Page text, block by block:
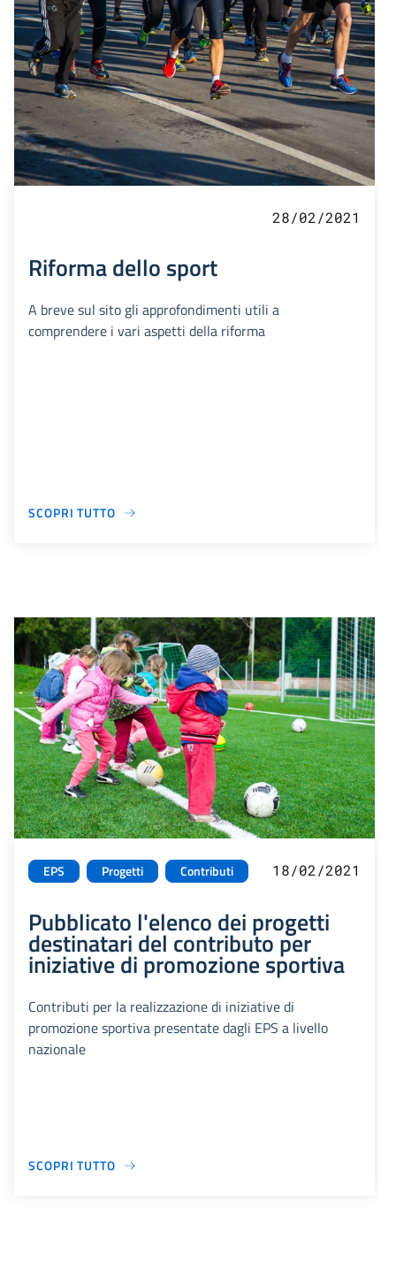
28/02/2021
Riforma dello sport
A breve sul sito gli approfondimenti utili a
comprendere i vari aspetti della riforma
SCOPRI TUTTO
EPS Progetti Contributi 18/02/2021
Pubblicato l'elenco dei progetti
destinatari del contributo per
iniziative di promozione sportiva
Contributi per la realizzazione di iniziative di
promozione sportiva presentate dagli EPS a livello
nazionale
SCOPRI TUTTO